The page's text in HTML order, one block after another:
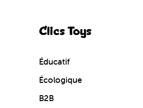
Clics Toys
Éducatif
Écologique
B2B